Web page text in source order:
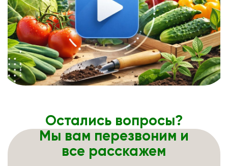
Остались вопросы?
Мы вам перезвоним и
все расскажем